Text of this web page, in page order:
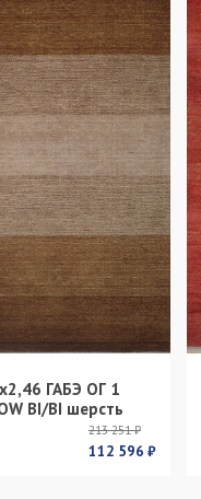
ГАБЭ ОГ 1
BI/BI шерсть
213 251 ₽
112 596 ₽